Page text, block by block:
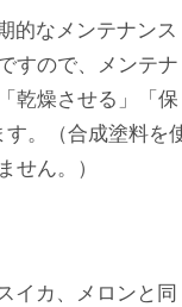
的なメンテナンス
すので、メンテナ
乾燥させる」「保
。（合成塗料を
せん。）
イカ、メロンと同